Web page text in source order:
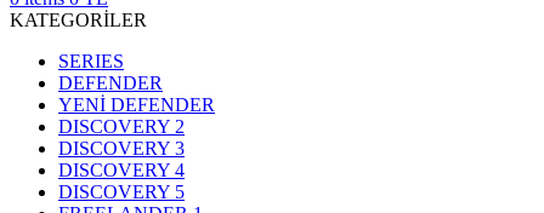
KATEGORİLER
SERIES
DEFENDER
YENİ DEFENDER
DISCOVERY 2
DISCOVERY 3
DISCOVERY 4
DISCOVERY 5